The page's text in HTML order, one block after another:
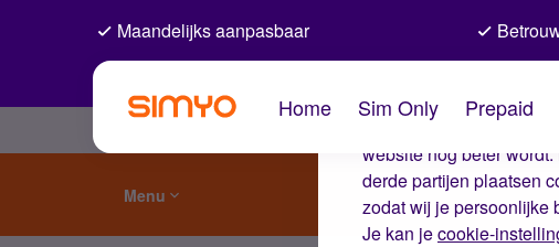
De cookies
Wij gebruiken cookies
website nog beter
derde partijen plaatsen
zodat wij je persoonlijke
Je kan jecookie-
Maandelijks aanpasbaar
Home Sim Only Prepaid
Menu